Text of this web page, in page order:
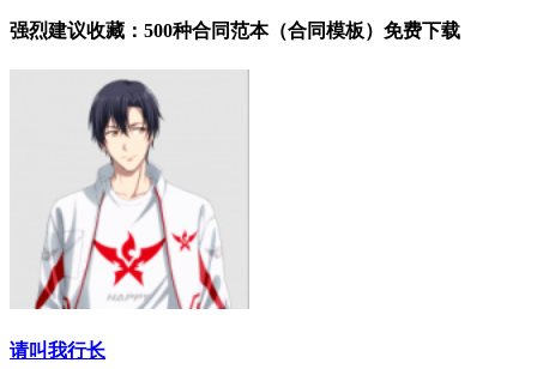
强烈建议收藏：500种合同范本（合同模板）免费下载
请叫我行长